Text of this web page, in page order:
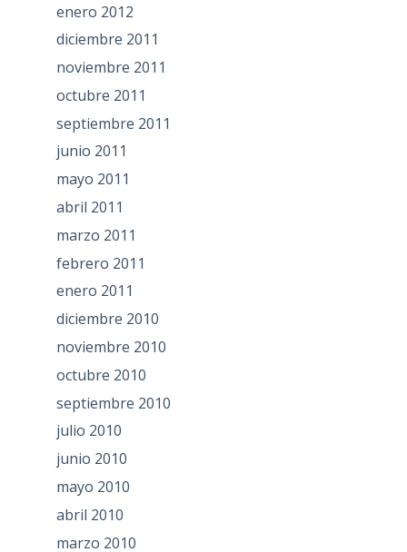
enero 2012
diciembre 2011
noviembre 2011
octubre 2011
septiembre 2011
junio 2011
mayo 2011
abril 2011
marzo 2011
febrero 2011
enero 2011
diciembre 2010
noviembre 2010
octubre 2010
septiembre 2010
julio 2010
junio 2010
mayo 2010
abril 2010
marzo 2010